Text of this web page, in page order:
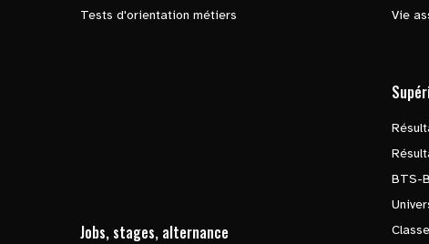
Tests d'orientation métiers
Vie
Jobs, stages, alternance
BTS-